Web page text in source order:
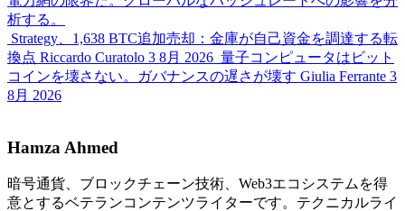
析する。
Strategy、1,638 BTC追加売却：金庫が自己資金を調達する転
換点 Riccardo Curatolo 3 8月 2026 量子コンピュータはビット
コインを壊さない。ガバナンスの遅さが壊す Giulia Ferrante 3
8月 2026
Hamza Ahmed
暗号通貨、ブロックチェーン技術、Web3エコシステムを得
意とするベテランコンテンツライターです。テクニカルライ